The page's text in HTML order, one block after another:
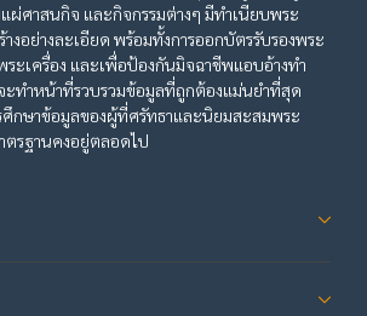
ผ่ศาสนกิจ และกิจกรรมต่างๆ มีทำเนียบพระ
างอย่างละเอียด พร้อมทั้งการออกบัตรรับรองพระ
ะเครื่อง และเพื่อป้องกันมิจฉาชีพแอบอ้างทำ
ะทำหน้าที่รวบรวมข้อมูลที่ถูกต้องแม่นยำที่สุด
ศึกษาข้อมูลของผู้ที่ศรัทธาและนิยมสะสมพระ
ตรฐานคงอยู่ตลอดไป